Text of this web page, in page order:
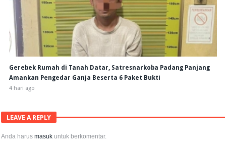
Gerebek Rumah di Tanah Datar, Satresnarkoba Padang Panjang
Amankan Pengedar Ganja Beserta 6 Paket Bukti
4 hari ago
LEAVE A REPLY
Anda harusmasuk untuk berkomentar.